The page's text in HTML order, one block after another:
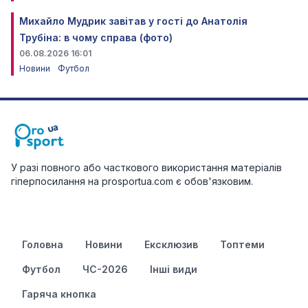
Михайло Мудрик завітав у гості до Анатолія
Трубіна: в чому справа (фото)
06.08.2026 16:01
Новини
Футбол
У разі повного або часткового використання матеріалів
гіперпосилання на prosportua.com є обов'язковим.
Головна Новини Ексклюзив Топтеми
Футбол ЧС-2026 Інші види
Гаряча кнопка